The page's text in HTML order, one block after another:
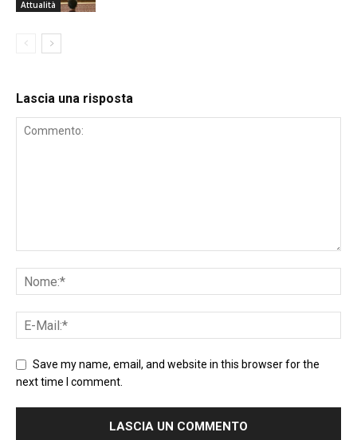
Attualità
Lascia una risposta
Save my name, email, and website in this browser for the
next time I comment.